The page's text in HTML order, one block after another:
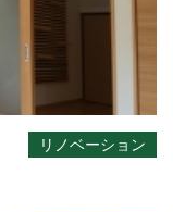
リノベーション